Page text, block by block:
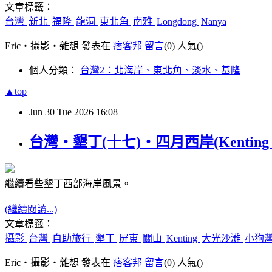
文章標籤：
台灣 新北 福隆 龍洞 東北角 南雅 Longdong Nanya
Eric‧攝影‧雜想 發表在 痞客邦 留言(0) 人氣()
個人分類： 台灣2：北海岸、東北角、淡水、基隆
▲top
Jun 30 Tue 2026 16:08
台灣‧墾丁(十七)‧四月西岸
繼續看些墾丁西部海岸風景。
(繼續閱讀...)
文章標籤：
攝影 台灣 自助旅行 墾丁 屏東 關山 Kenting 大光沙灘 小狗
Eric‧攝影‧雜想 發表在 痞客邦 留言(0) 人氣()